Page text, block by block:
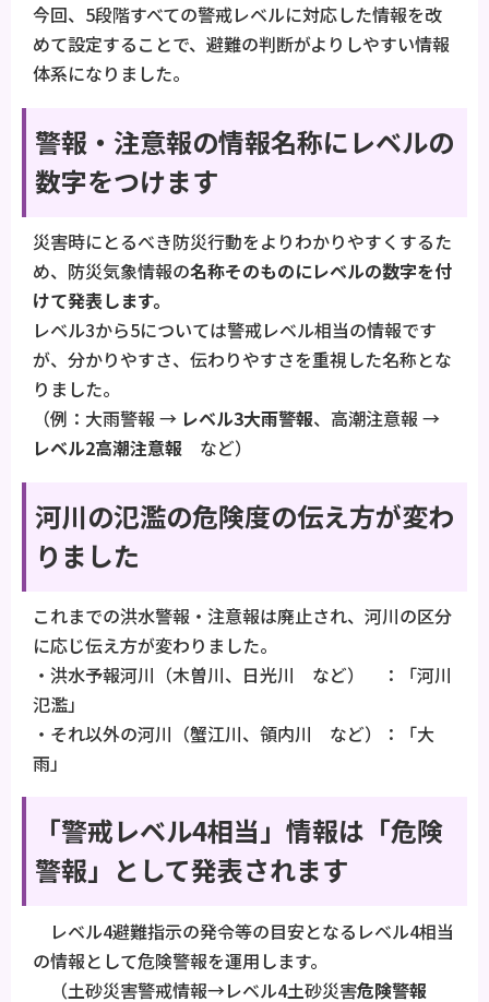
今回、5段階すべての警戒レベルに対応した情報を改
めて設定することで、避難の判断がよりしやすい情報
体系になりました。
警報・注意報の情報名称にレベルの
数字をつけます
災害時にとるべき防災行動をよりわかりやすくするた
め、防災気象情報の名称そのものにレベルの数字を付
けて発表します。
レベル3から5については警戒レベル相当の情報です
が、分かりやすさ、伝わりやすさを重視した名称とな
りました。
（例：大雨警報 → レベル3大雨警報、高潮注意報 →
レベル2高潮注意報 など）
河川の氾濫の危険度の伝え方が変わ
りました
これまでの洪水警報・注意報は廃止され、河川の区分
に応じ伝え方が変わりました。
・洪水予報河川（木曽川、日光川 など） ：「河川
氾濫」
・それ以外の河川（蟹江川、領内川 など）：「大
雨」
「警戒レベル4相当」情報は「危険
警報」として発表されます
レベル4避難指示の発令等の目安となるレベル4相当
の情報として危険警報を運用します。
（土砂災害警戒情報→レベル4土砂災害危険警報